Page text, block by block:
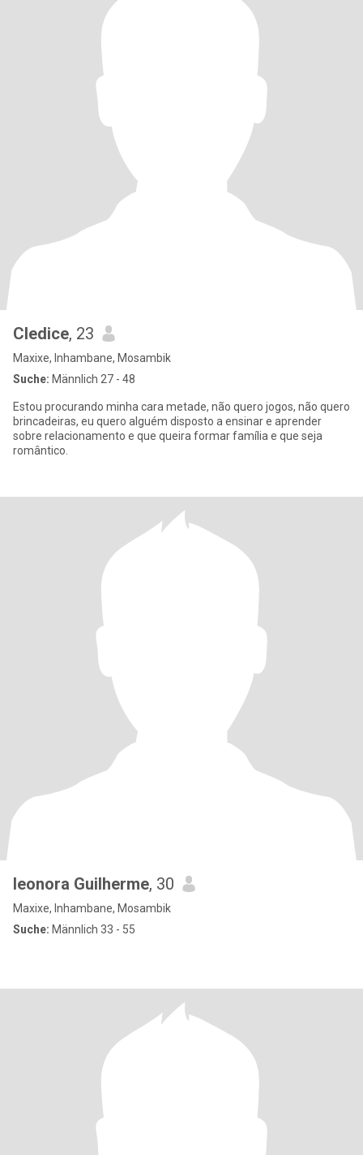
Cledice, 23
Maxixe, Inhambane, Mosambik
Suche: Männlich 27 - 48
Estou procurando minha cara metade, não quero jogos, não quero
brincadeiras, eu quero alguém disposto a ensinar e aprender
sobre relacionamento e que queira formar família e que seja
romântico.
leonora Guilherme, 30
Maxixe, Inhambane, Mosambik
Suche: Männlich 33 - 55